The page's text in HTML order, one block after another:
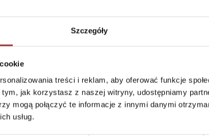
Szczegóły
treści i reklam, aby oferować funkcje
jak korzystasz z naszej witryny, udostępniamy
mogą połączyć te informacje z innymi danymi
usług.
Zwrot towaru
Brak prawa zwrotu
Pundzis